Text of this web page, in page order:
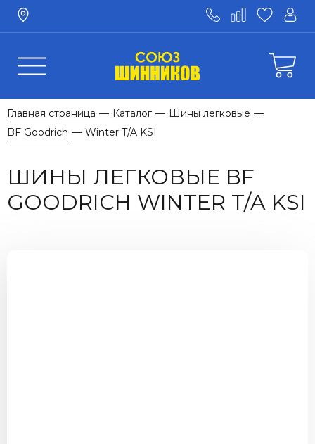
Главная страница — Каталог — Шины легковые —
BF Goodrich — Winter T/A KSI
ШИНЫ ЛЕГКОВЫЕ BF
GOODRICH WINTER T/A KSI